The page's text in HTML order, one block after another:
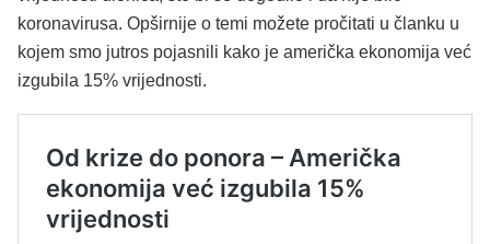
koronavirusa. Opširnije o temi možete pročitati u članku u
kojem smo jutros pojasnili kako je američka ekonomija već
izgubila 15% vrijednosti.